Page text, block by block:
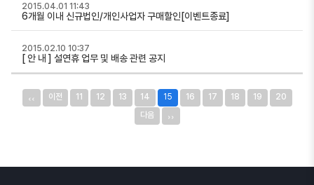
6개월 이내 신규법인/개인사업자 구매할인[이벤트종료]
2015.04.01 11:43
[ 안 내 ] 설연휴 업무 및 배송 관련 공지
2015.02.10 10:37
‹‹ 이전 11 12 13 14 15 16 17 18 19
20
다음
››